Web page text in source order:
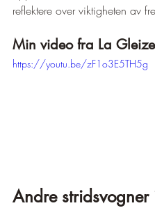
reflektere over viktigheten av
Min video fra La
https://youtu.be/zF1o3E5TH5g
Andre stridsvogner